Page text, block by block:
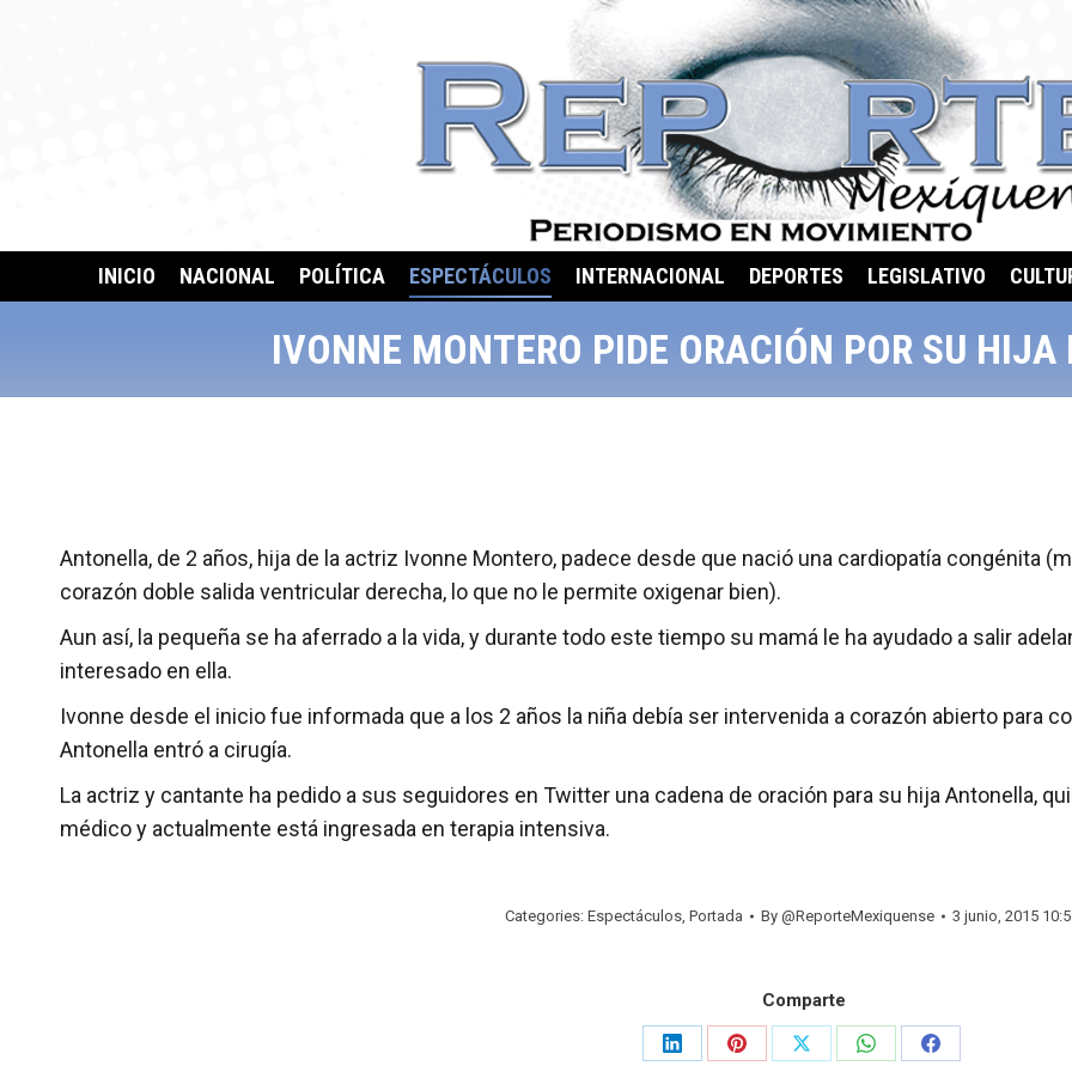
INICIO NACIONAL POLÍTICA ESPECTÁCULOS INTERNACIONAL DEPORTES LEGISLATIVO
IVONNE MONTERO PIDE ORACIÓN POR SU
Antonella, de 2 años, hija de la actriz Ivonne Montero, padece desde que nació una cardiopatía congénita
corazón doble salida ventricular derecha, lo que no le permite oxigenar bien).
Aun así, la pequeña se ha aferrado a la vida, y durante todo este tiempo su mamá le ha ayudado a salir
interesado en ella.
Ivonne desde el inicio fue informada que a los 2 años la niña debía ser intervenida a corazón abierto para
Antonella entró a cirugía.
La actriz y cantante ha pedido a sus seguidores en Twitter una cadena de oración para su hija Antonella,
médico y actualmente está ingresada en terapia intensiva.
Categories: Espectáculos, Portada By @ReporteMexiquense 3 junio, 2015
Comparte
Share
Share
Share
Share
Share